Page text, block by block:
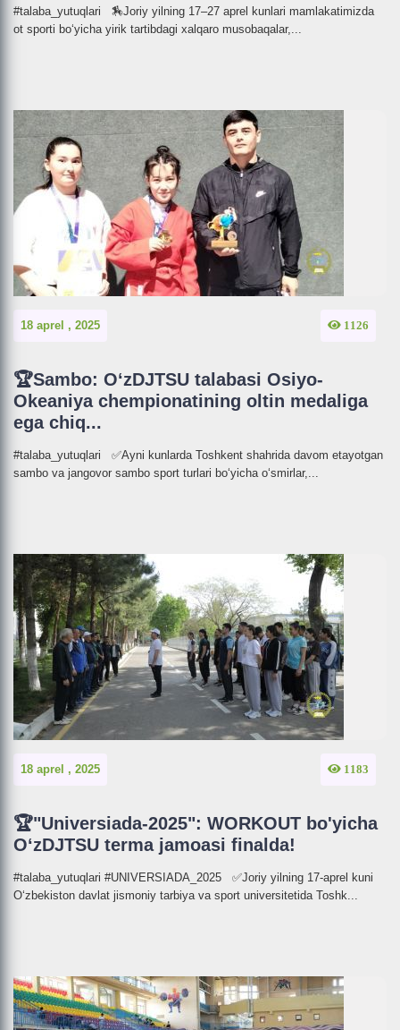
#talaba_yutuqlari 🏇Joriy yilning 17–27 aprel kunlari mamlakatimizda
ot sporti bo‘yicha yirik tartibdagi xalqaro musobaqalar,...
18 aprel , 2025 1126
🏆Sambo: O‘zDJTSU talabasi Osiyo-
Okeaniya chempionatining oltin medaliga
ega chiq...
#talaba_yutuqlari ✅Ayni kunlarda Toshkent shahrida davom etayotgan
sambo va jangovor sambo sport turlari bo‘yicha o‘smirlar,...
18 aprel , 2025 1183
🏆"Universiada-2025": WORKOUT bo'yicha
O‘zDJTSU terma jamoasi finalda!
#talaba_yutuqlari #UNIVERSIADA_2025 ✅Joriy yilning 17-aprel kuni
O‘zbekiston davlat jismoniy tarbiya va sport universitetida Toshk...